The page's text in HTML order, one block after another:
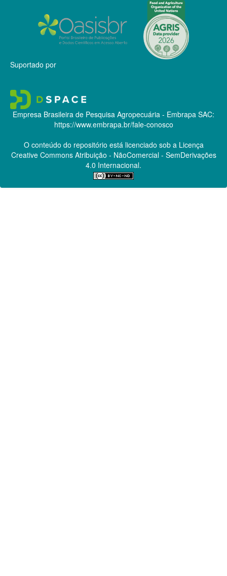
Suportado por
Empresa Brasileira de Pesquisa Agropecuária - Embrapa SAC:
https://www.embrapa.br/fale-conosco
O conteúdo do repositório está licenciado sob a Licença
Creative CommonsAtribuição - NãoComercial - SemDerivações
4.0 Internacional.